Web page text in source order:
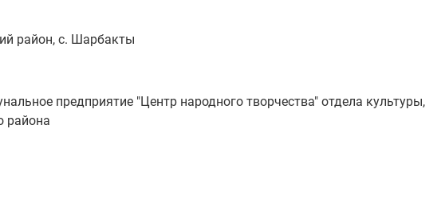
район, с. Шарбакты
предприятие "Центр народного творчества" отдела культуры,
района